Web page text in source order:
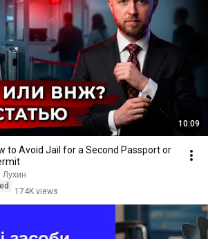
10:09
to Avoid Jail for a Second Passport or
174K views